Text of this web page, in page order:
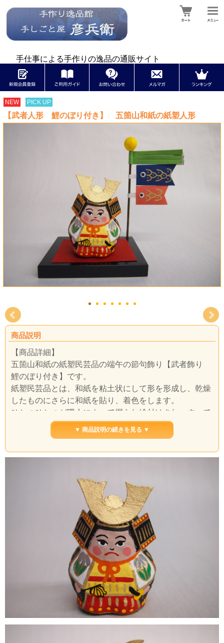
手仕事による手作りの逸品の通販サイト
NEW PICK UP
【武者人形 鯉のぼり付き】 五箇山和紙の紙塑人形
商品説明
【商品詳細】
五箇山和紙の紙塑民芸品の端午の節句飾り【武者飾り
鯉のぼり付き】です。
紙塑民芸品とは、和紙を粘土状にして形を形成し、乾燥
したものにさらに和紙を貼り、着色をします。
ひとつひとつが職人によって握られ絵付けされ、すべて
の工程を経て出来上がるまで、約一週間かかります。
和紙と糊のみで作られているために生まれる、ゴツゴツ
見ているととても明るく元気になりますよ！
※商品画像は、できるだけ実商品に近い色にしておりま
ご覧になるモニタ環境により、実際の色と異なる
場合がございます。
予めご了承ください。
武者人形 幅：５.８cm × 高さ：８cm × 奥行き：
飾り台：８cm×１０cm×１.３cm
赤い敷き紙 ６cm×８cm
※飾った時の全体の高さは１３.８cmです
▼ 商品説明の続きを見る ▼